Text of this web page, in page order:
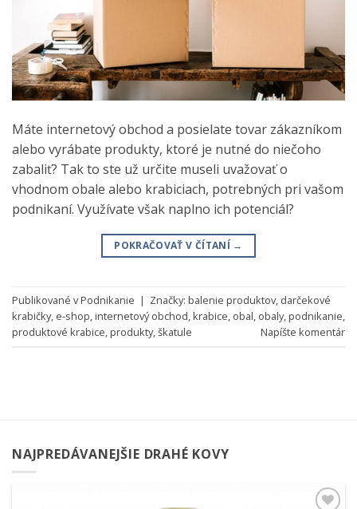
Máte internetový obchod a posielate tovar zákazníkom
alebo vyrábate produkty, ktoré je nutné do niečoho
zabaliť? Tak to ste už určite museli uvažovať o
vhodnom obale alebo krabiciach, potrebných pri vašom
podnikaní. Využívate však naplno ich potenciál?
POKRAČOVAŤ V ČÍTANÍ →
Publikované vPodnikanie | Značky: balenie produktov, darčekové
krabičky, e-shop,internetový obchod,krabice, obal, obaly,podnikanie,
produktové krabice,produkty,škatule Napíšte komentár
NAJPREDÁVANEJŠIE DRAHÉ KOVY